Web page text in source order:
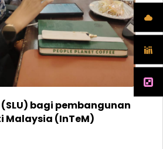
(SLU) bagi pembangunan
Malaysia (InTeM)